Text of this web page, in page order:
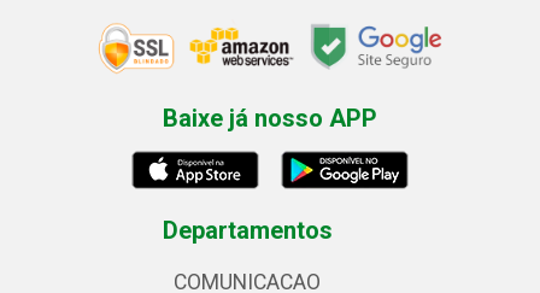
Baixe já nosso APP
Departamentos
COMUNICACAO